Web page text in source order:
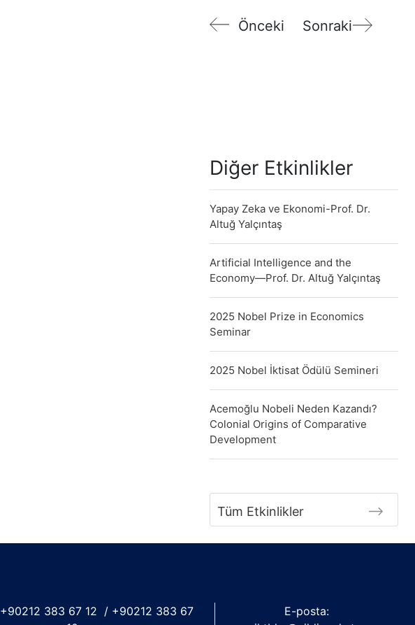
Önceki Sonraki
Diğer Etkinlikler
Yapay Zeka ve Ekonomi-Prof. Dr.
Altuğ Yalçıntaş
Artificial Intelligence and the
Economy—Prof. Dr. Altuğ Yalçıntaş
2025 Nobel Prize in Economics
Seminar
2025 Nobel İktisat Ödülü Semineri
Acemoğlu Nobeli Neden Kazandı?
Colonial Origins of Comparative
Development
Tüm Etkinlikler
+90212 383 67 12 / +90212 383 67
E-posta: